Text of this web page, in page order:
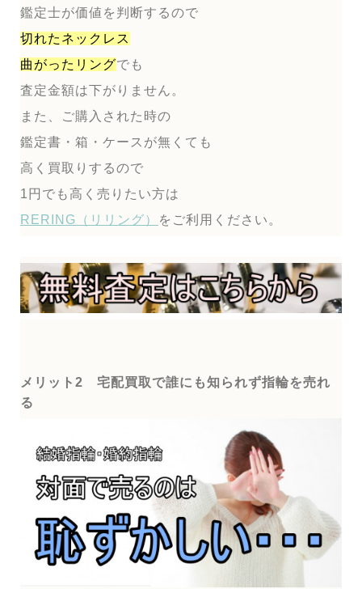
鑑定士が価値を判断するので
切れたネックレス
曲がったリングでも
査定金額は下がりません。
また、ご購入された時の
鑑定書・箱・ケースが無くても
高く買取りするので
1円でも高く売りたい方は
RERING（リリング）
をご利用ください。
メリット2 宅配買取で誰にも知られず指輪を売れ
る